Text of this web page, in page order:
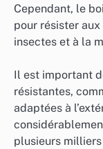
Cependant, le
pour résister
insectes et à la
Il est important
résistantes,
adaptées à
plusieurs